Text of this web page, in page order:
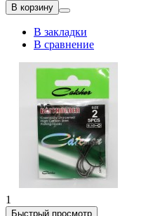
В корзину
В закладки
В сравнение
1
Быстрый просмотр